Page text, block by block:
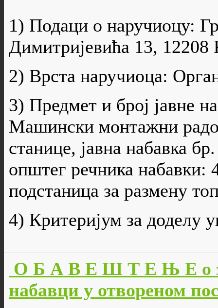
1) Подаци о наручиоцу:
Димитријевића 13, 12208
2) Врста наручиоца:
3) Предмет и број јавне
Машински монтажни
станице, јавна набавка
општег речника набавки:
подстаница за размену
4) Критеријум за доделу
О Б А В Е Ш Т Е Њ Е о
набавци у отвореном